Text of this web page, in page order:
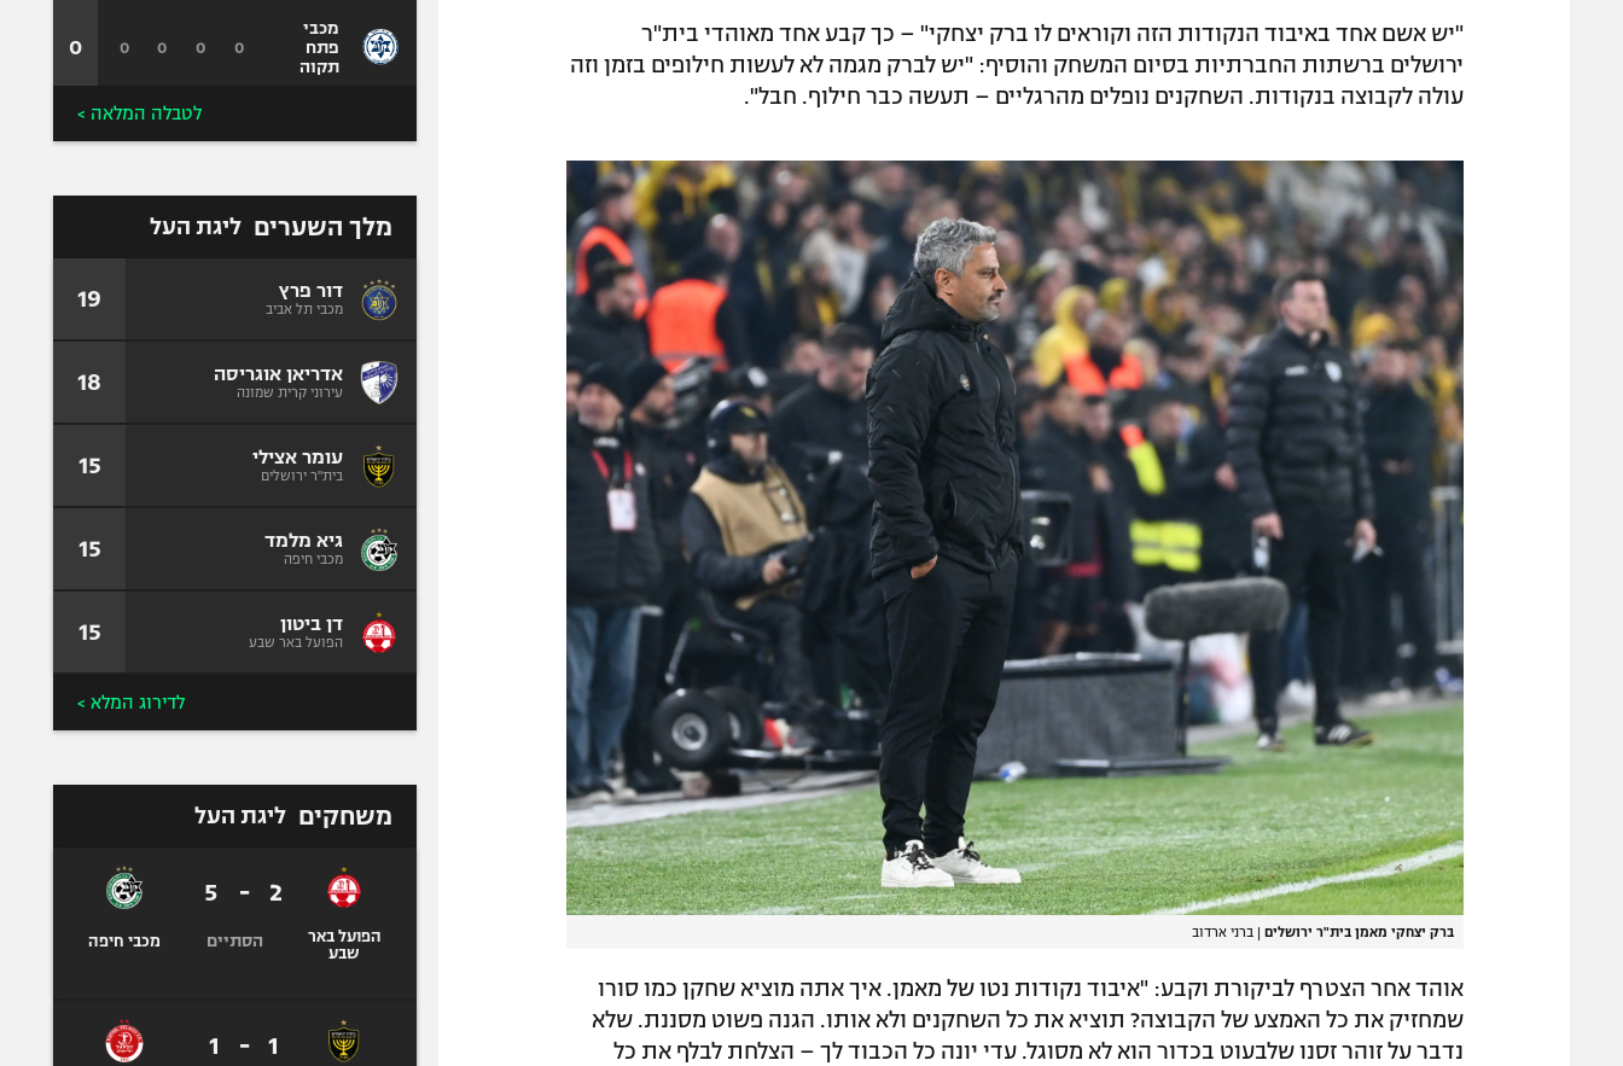
"יש אשם אחד באיבוד הנקודות הזה וקוראים לו ברק יצחקי" – כך קבע אחד מאוהדי בית"ר
ירושלים ברשתות החברתיות בסיום המשחק והוסיף: "יש לברק מגמה לא לעשות חילופים בזמן וזה
עולה לקבוצה בנקודות. השחקנים נופלים מהרגליים – תעשה כבר חילוף. חבל".
ברק יצחקי מאמן בית"ר ירושלים | ברני ארדוב
אוהד אחר הצטרף לביקורת וקבע: "איבוד נקודות נטו של מאמן. איך אתה מוציא שחקן כמו סורו
שמחזיק את כל האמצע של הקבוצה? תוציא את כל השחקנים ולא אותו. הגנה פשוט מסננת. שלא
נדבר על זוהר זסנו שלבעוט בכדור הוא לא מסוגל. עדי יונה כל הכבוד לך – הצלחת לבלף את כל
מכבי
פתח
תקוה
0
0
0
0
0
לטבלה המלאה >
מלך השערים ליגת העל
דור פרץ
מכבי תל אביב 19
אדריאן אוגריסה
עירוני קרית שמונה 18
עומר אצילי
בית"ר ירושלים 15
גיא מלמד
מכבי חיפה 15
דן ביטון
הפועל באר שבע 15
לדירוג המלא >
משחקים ליגת העל
הפועל באר
שבע
2
-
5
הסתיים מכבי חיפה
1
-
1